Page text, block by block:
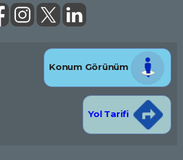
Konum Görünüm
Yol Tarifi